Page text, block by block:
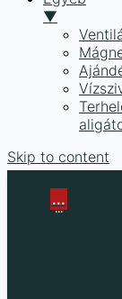
▼
Skip to content
...
...